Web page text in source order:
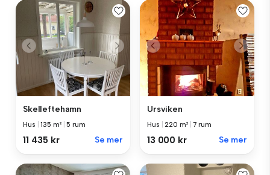
Skelleftehamn
Hus |135 m² |5 rum
11 435 kr Se mer
Ursviken
Hus |220 m² |7 rum
13 000 kr Se mer